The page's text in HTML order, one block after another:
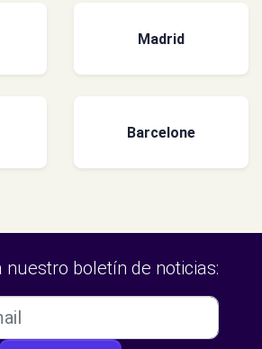
Madrid
Barcelone
nuestro boletín de noticias: